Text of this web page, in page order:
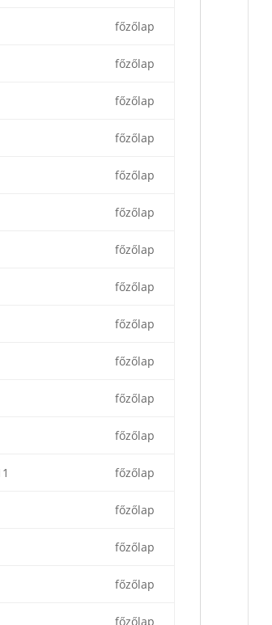
főzőlap
főzőlap
főzőlap
főzőlap
főzőlap
főzőlap
főzőlap
főzőlap
főzőlap
főzőlap
főzőlap
főzőlap
főzőlap
főzőlap
főzőlap
főzőlap
főzőlap